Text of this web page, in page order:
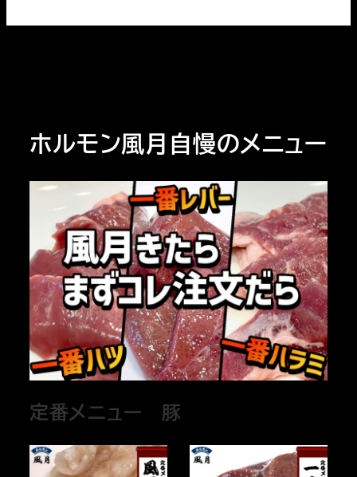
ホルモン風月自慢のメニュー
定番メニュー 豚